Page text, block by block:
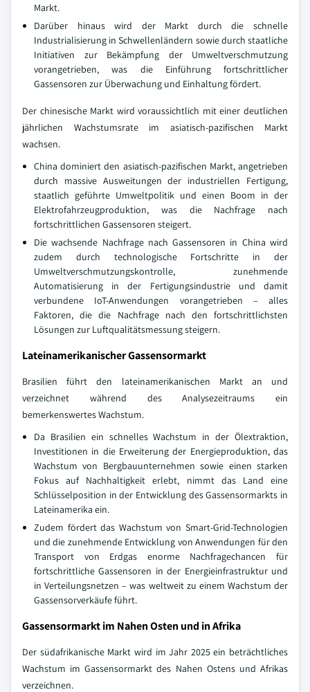
Markt.
Darüber hinaus wird der Markt durch die schnelle
Industrialisierung in Schwellenländern sowie durch staatliche
Initiativen zur Bekämpfung der Umweltverschmutzung
vorangetrieben, was die Einführung fortschrittlicher
Gassensoren zur Überwachung und Einhaltung fördert.
Der chinesische Markt wird voraussichtlich mit einer deutlichen
jährlichen Wachstumsrate im asiatisch-pazifischen Markt
wachsen.
China dominiert den asiatisch-pazifischen Markt, angetrieben
durch massive Ausweitungen der industriellen Fertigung,
staatlich geführte Umweltpolitik und einen Boom in der
Elektrofahrzeugproduktion, was die Nachfrage nach
fortschrittlichen Gassensoren steigert.
Die wachsende Nachfrage nach Gassensoren in China wird
zudem durch technologische Fortschritte in der
Umweltverschmutzungskontrolle, zunehmende
Automatisierung in der Fertigungsindustrie und damit
verbundene IoT-Anwendungen vorangetrieben – alles
Faktoren, die die Nachfrage nach den fortschrittlichsten
Lösungen zur Luftqualitätsmessung steigern.
Lateinamerikanischer Gassensormarkt
Brasilien führt den lateinamerikanischen Markt an und
verzeichnet während des Analysezeitraums ein
bemerkenswertes Wachstum.
Da Brasilien ein schnelles Wachstum in der Ölextraktion,
Investitionen in die Erweiterung der Energieproduktion, das
Wachstum von Bergbauunternehmen sowie einen starken
Fokus auf Nachhaltigkeit erlebt, nimmt das Land eine
Schlüsselposition in der Entwicklung des Gassensormarkts in
Lateinamerika ein.
Zudem fördert das Wachstum von Smart-Grid-Technologien
und die zunehmende Entwicklung von Anwendungen für den
Transport von Erdgas enorme Nachfragechancen für
fortschrittliche Gassensoren in der Energieinfrastruktur und
in Verteilungsnetzen – was weltweit zu einem Wachstum der
Gassensorverkäufe führt.
Gassensormarkt im Nahen Osten und in Afrika
Der südafrikanische Markt wird im Jahr 2025 ein beträchtliches
Wachstum im Gassensormarkt des Nahen Ostens und Afrikas
verzeichnen.